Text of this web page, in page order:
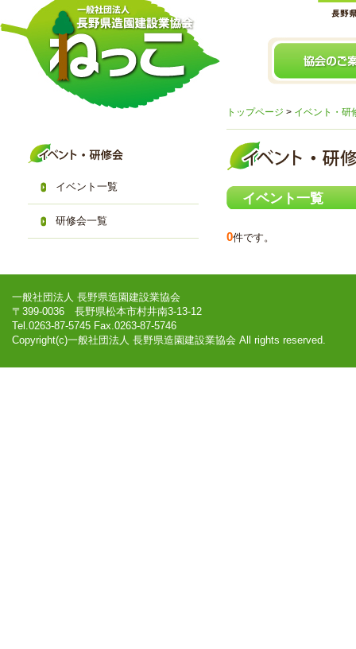
トップページ > イベント・研
イベント一覧
0件です。
イベント一覧
研修会一覧
一般社団法人 長野県造園建設業協会
〒399-0036 長野県松本市村井南3-13-12
Tel.0263-87-5745 Fax.0263-87-5746
Copyright(c)一般社団法人 長野県造園建設業協会 All rights reserved.